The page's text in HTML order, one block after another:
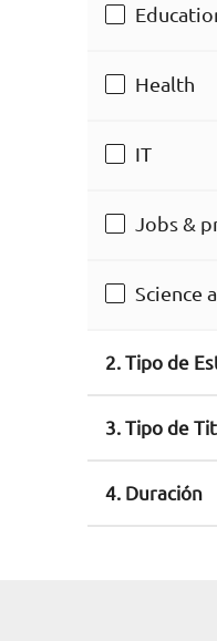
Health
IT
Jobs &
Science
2. Tipo de
3. Tipo de
4. Duración